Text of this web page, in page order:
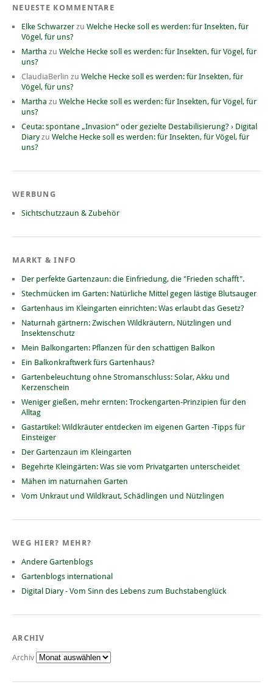
NEUESTE KOMMENTARE
Elke Schwarzer zu Welche Hecke soll es werden: für Insekten, für
Vögel, für uns?
Martha zu Welche Hecke soll es werden: für Insekten, für Vögel, für
uns?
ClaudiaBerlin zu Welche Hecke soll es werden: für Insekten, für
Vögel, für uns?
Martha zu Welche Hecke soll es werden: für Insekten, für Vögel, für
uns?
Ceuta: spontane „Invasion“ oder gezielte Destabilisierung? › Digital
Diaryzu Welche Hecke soll es werden: für Insekten, für Vögel, für
uns?
WERBUNG
Sichtschutzzaun & Zubehör
MARKT & INFO
Der perfekte Gartenzaun: die Einfriedung, die "Frieden schafft".
Stechmücken im Garten: Natürliche Mittel gegen lästige Blutsauger
Gartenhaus im Kleingarten einrichten: Was erlaubt das Gesetz?
Naturnah gärtnern: Zwischen Wildkräutern, Nützlingen und
Insektenschutz
Mein Balkongarten: Pflanzen für den schattigen Balkon
Ein Balkonkraftwerk fürs Gartenhaus?
Gartenbeleuchtung ohne Stromanschluss: Solar, Akku und
Kerzenschein
Weniger gießen, mehr ernten: Trockengarten-Prinzipien für den
Alltag
Gastartikel: Wildkräuter entdecken im eigenen Garten -Tipps für
Einsteiger
Der Gartenzaun im Kleingarten
Begehrte Kleingärten: Was sie vom Privatgarten unterscheidet
Mähen im naturnahen Garten
Vom Unkraut und Wildkraut, Schädlingen und Nützlingen
WEG HIER? MEHR?
Andere Gartenblogs
Gartenblogs international
Digital Diary - Vom Sinn des Lebens zum Buchstabenglück
ARCHIV
Archiv